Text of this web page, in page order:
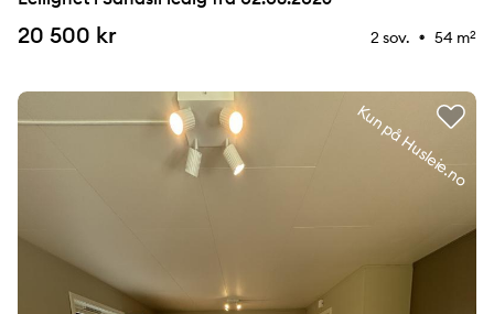
20 500 kr 2 sov. ⚉ 54 m2
Kun på Husleie.no